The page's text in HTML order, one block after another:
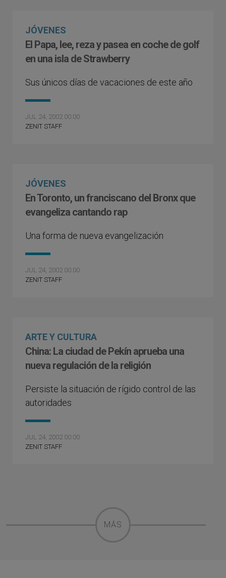
JÓVENES
El Papa, lee, reza y pasea en coche de golf
en una isla de Strawberry
Sus únicos días de vacaciones de este año
JUL 24, 2002 00:00
ZENIT STAFF
JÓVENES
En Toronto, un franciscano del Bronx que
evangeliza cantando rap
Una forma de nueva evangelización
JUL 24, 2002 00:00
ZENIT STAFF
ARTE Y CULTURA
China: La ciudad de Pekín aprueba una
nueva regulación de la religión
Persiste la situación de rígido control de las
autoridades
JUL 24, 2002 00:00
ZENIT STAFF
MÁS